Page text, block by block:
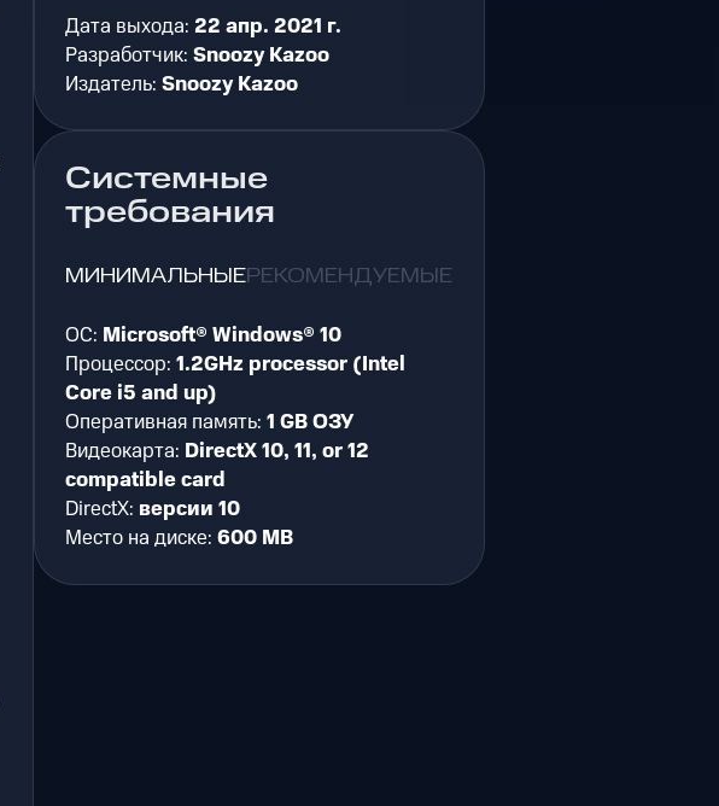
Дата выхода:22 апр. 2021 г.
Разработчик:Snoozy Kazoo
Издатель:Snoozy Kazoo
Системные
требования
МИНИМАЛЬНЫЕРЕКОМЕНДУЕМЫЕ
ОС: Microsoft® Windows® 10
Процессор:1.2GHz processor (Intel
Core i5 and up)
Оперативная память:1 GB ОЗУ
Видеокарта: DirectX 10, 11, or 12
compatible card
DirectX: версии 10
Место на диске:600 MB